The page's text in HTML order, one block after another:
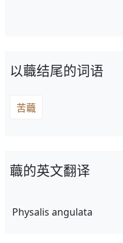
以蘵结尾的词语
苦蘵
蘵的英文翻译
Physalis angulata